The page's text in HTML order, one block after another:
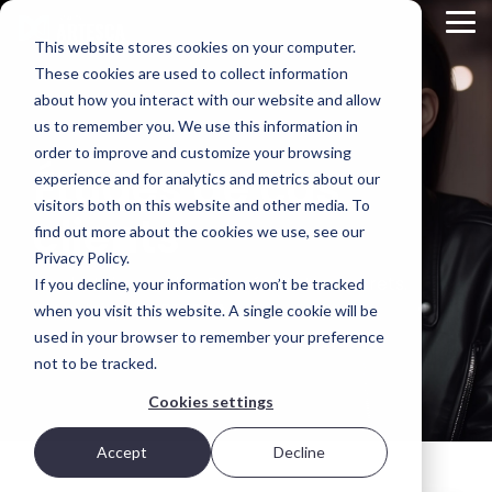
This website stores cookies on your computer.
These cookies are used to collect information
about how you interact with our website and allow
us to remember you. We use this information in
order to improve and customize your browsing
experience and for analytics and metrics about our
visitors both on this website and other media. To
find out more about the cookies we use, see our
Privacy Policy.
If you decline, your information won’t be tracked
when you visit this website. A single cookie will be
used in your browser to remember your preference
not to be tracked.
Cookies settings
Accept Decline
Skip
main
content.
Présentation
du
produit
ARTESCA
est la
solution de
stockage
objet de
Scality axée
en priorité
sur la
sauvegarde,
conçue
pour les
qui
nécessitent
une
Options
de
déploiement
Chaque
environnement
informatique
est différent.
pourquoi
ARTESCA
vous offre le
choix — des
déploiements
exclusivement
logiciels
aux
appliances
entièrement
intégrées.
L'ADN
de
Scality
Qu'est-ce
qui rend
Scality
particulièrement
relever les
défis liés
aux
données à
Scality
attire les
meilleurs
talents et
REVIEW
Chief
Analyst at
how
ARTESCA+
Études de cas
clients
Des histoires vraies. Des résultats concrets.
Propulsé par ARTESCA.